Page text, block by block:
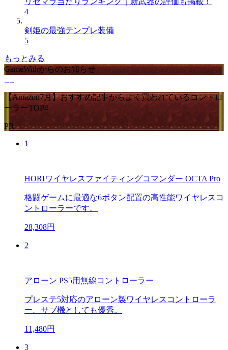
4
剣姫の最強テンプレ装備
5
もっとみる
GameWithからのお知らせ
【Amazon7月】おすすめ記事からよく買われているコントロ
ーラーTOP4
PR
1
HORIワイヤレスファイティングコマンダー OCTA Pro
格闘ゲームに最適な6ボタン配置の高性能ワイヤレスコ
ントローラーです。
28,308円
2
アローン PS5用無線コントローラー
プレステ5対応のアローン製ワイヤレスコントローラ
ー。サブ機としても優秀。
11,480円
3